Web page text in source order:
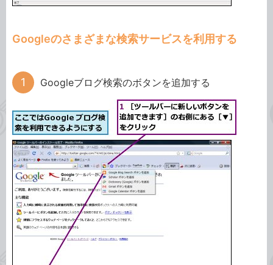
Googleのさまざまな検索サービスを利用する
Googleブログ検索のボタンを追加する